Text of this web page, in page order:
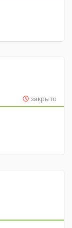
закрыто